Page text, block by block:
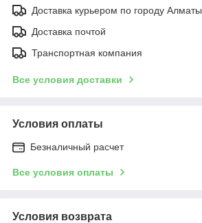
Доставка курьером по городу Алматы
Доставка почтой
Транспортная компания
Все условия доставки
Условия оплаты
Безналичный расчет
Все условия оплаты
Условия возврата